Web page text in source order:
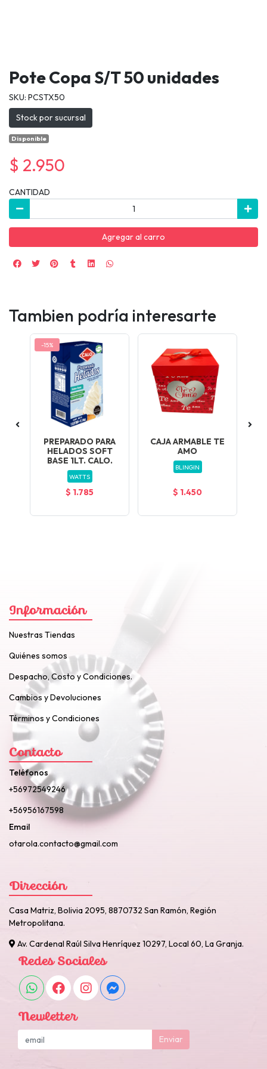
Pote Copa S/T 50 unidades
SKU: PCSTX50
Stock por sucursal
Disponible
$ 2.950
CANTIDAD
Agregar al carro
Tambien podría interesarte
-15%
PREPARADO PARA
HELADOS SOFT
BASE 1LT. CALO.
WATTS
$ 1.785
CAJA ARMABLE TE
AMO
BLINGIN
$ 1.450
Información
Nuestras Tiendas
Quiénes somos
Despacho, Costo y Condiciones.
Cambios y Devoluciones
Términos y Condiciones
Contacto
Teléfonos
+56972549246
+56956167598
Email
otarola.contacto@gmail.com
Dirección
Casa Matriz, Bolivia 2095, 8870732 San Ramón, Región
Metropolitana.
Av. Cardenal Raúl Silva Henríquez 10297, Local 60, La Granja.
Redes Sociales
Newletter
Enviar